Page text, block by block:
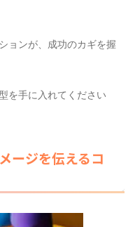
ョンが、成功のカギを握
を手に入れてください
ージを伝えるコ